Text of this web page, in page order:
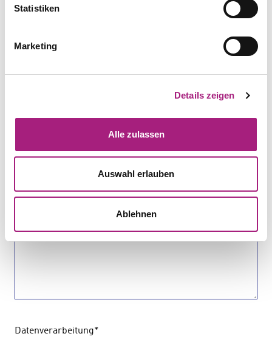
Statistiken
Marketing
Details zeigen
Alle zulassen
Auswahl erlauben
Ablehnen
Firma
Datenverarbeitung*